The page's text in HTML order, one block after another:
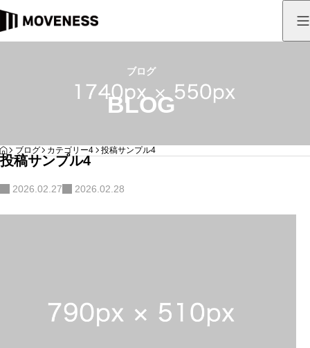
ブログ
BLOG
HOME
ブログ カテゴリー4 投稿サンプル4
投稿サンプル4
2026.02.27 2026.02.28